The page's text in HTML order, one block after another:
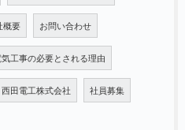
概要 お問い合わせ
工事の必要とされる理由
西田電工株式会社 社員募集